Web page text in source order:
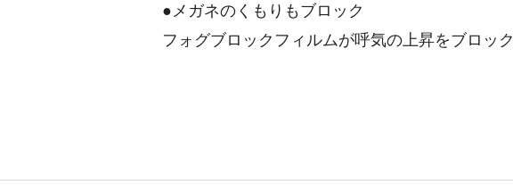
●メガネのくもりもブロック
フォグブロックフィルムが呼気の上昇をブロック